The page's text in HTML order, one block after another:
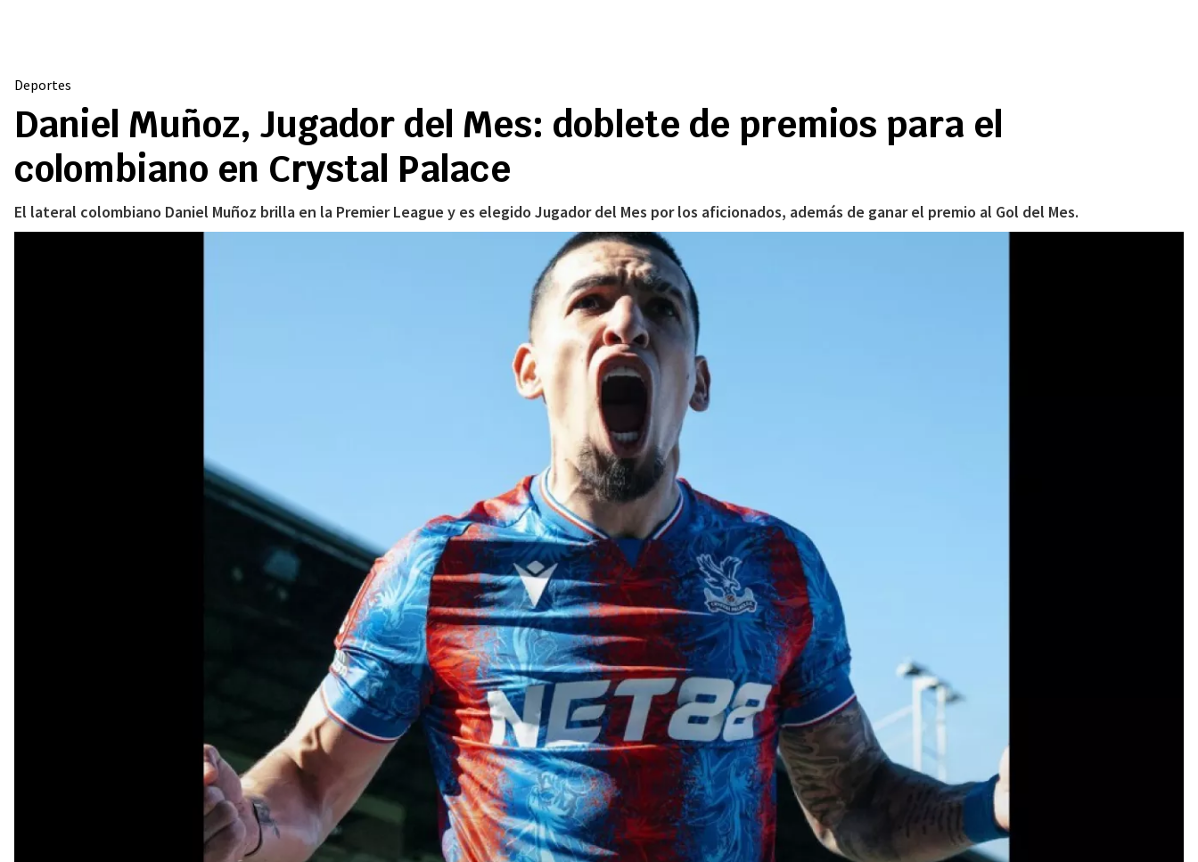
Deportes
Daniel Muñoz, Jugador del Mes: doblete de premios para el
colombiano en Crystal Palace
El lateral colombiano Daniel Muñoz brilla en la Premier League y es elegido Jugador del Mes por los aficionados, además de ganar el premio al Gol del Mes.